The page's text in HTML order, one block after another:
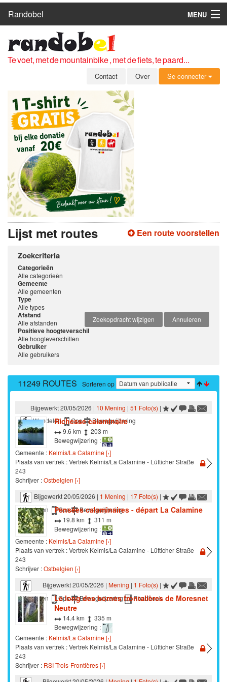
Randobel
MENU
ROUTES
CLUBS
OVER
LEDEN
ZICH AANMELDEN
GRATIS REGISTRATIE
WACHTWOORD VERGETEN
Te voet, met de mountainbike , met de fiets, te paard...
Contact Over Se connecter
Een route voorstellen
Lijst met routes
Zoekcriteria
Categorieën
Alle categorieën
Gemeente
Alle gemeenten
Type
Alle types
Zoekopdracht wijzigen
Annuleren
Afstand
Alle afstanden
Positieve hoogteverschil
Alle hoogteverschillen
Gebruiker
Alle gebruikers
Sorteren op
11249 ROUTES
Bijgewerkt 20/05/2026 | 10 Mening | 51 Foto(s) |
Wandelen
Gps Bewegwijzering
Richesse calaminaire
9.6 km
203 m
Bewegwijzering :
Gemeente : Kelmis/La Calamine [›]
Plaats van vertrek : Vertrek Kelmis/La Calamine - Lütticher Straße
243
Schrijver :Ostbelgien [›]
Bijgewerkt 20/05/2026 | 1 Mening | 17 Foto(s) |
Wandelen
Gps Bewegwijzering
Pensées calaminaires - départ La Calamine
19.8 km
311 m
Bewegwijzering :
Gemeente : Kelmis/La Calamine [›]
Plaats van vertrek : Vertrek Kelmis/La Calamine - Lütticher Straße
243
Schrijver :Ostbelgien [›]
Bijgewerkt 20/05/2026 | Mening | 1 Foto(s) |
Wandelen
Gps Bewegwijzering Roadbook
Le long des bornes frontalières de Moresnet
Neutre
14.4 km
335 m
Bewegwijzering :
Gemeente : Kelmis/La Calamine [›]
Plaats van vertrek : Vertrek Kelmis/La Calamine - Lütticher Straße
243
Schrijver : RSI Trois-Frontières [›]